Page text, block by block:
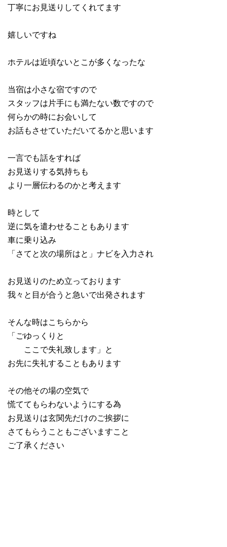
丁寧にお見送りしてくれてます
嬉しいですね
ホテルは近頃ないとこが多くなったな
当宿は小さな宿ですので
スタッフは片手にも満たない数ですので
何らかの時にお会いして
お話もさせていただいてるかと思います
一言でも話をすれば
お見送りする気持ちも
より一層伝わるのかと考えます
時として
逆に気を遣わせることもあります
車に乗り込み
「さてと次の場所はと」ナビを入力され
お見送りのため立っております
我々と目が合うと急いで出発されます
そんな時はこちらから
「ごゆっくりと
ここで失礼致します」と
お先に失礼することもあります
その他その場の空気で
慌ててもらわないようにする為
お見送りは玄関先だけのご挨拶に
さてもらうこともございますこと
ご了承ください